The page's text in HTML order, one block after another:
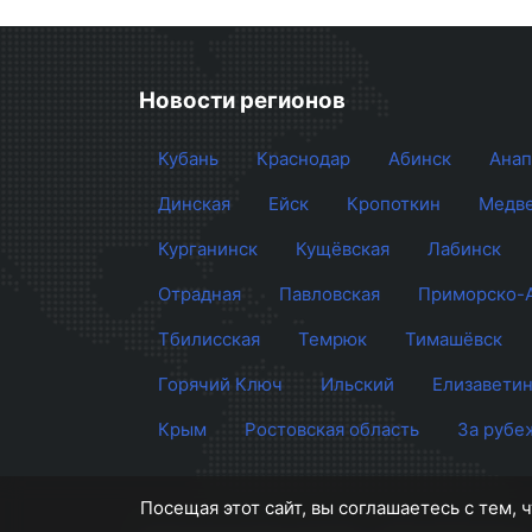
Новости регионов
Кубань Краснодар Абинск
Динская
Ейск Кропоткин
Курганинск
Кущёвская Лабинск
Отрадная
Павловская Приморско-
Тбилисская
Темрюк Тимашёвск
Горячий Ключ
Ильский
Крым
Ростовская область За
Посещая этот сайт, вы соглашаетесь с тем,